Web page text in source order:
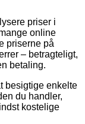
priser i
online
priserne på
– betragteligt,
betaling.
besigtige enkelte
du handler,
kostelige